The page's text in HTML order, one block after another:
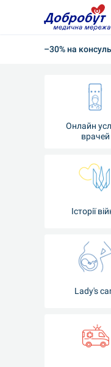
–30% на
Онлайн
врачей
Iсторії
Lady's